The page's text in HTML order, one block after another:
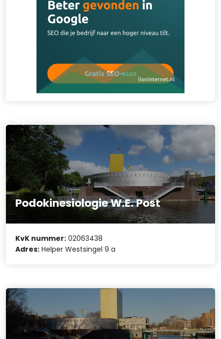
Podokinesiologie W.E. Post
KvK nummer: 02063438
Adres: Helper Westsingel 9 a